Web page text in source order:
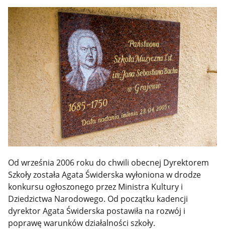
Od września 2006 roku do chwili obecnej Dyrektorem
Szkoły została Agata Świderska wyłoniona w drodze
konkursu ogłoszonego przez Ministra Kultury i
Dziedzictwa Narodowego. Od początku kadencji
dyrektor Agata Świderska postawiła na rozwój i
poprawę warunków działalności szkoły.